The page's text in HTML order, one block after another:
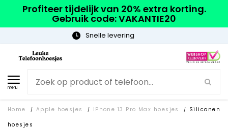
Profiteer tijdelijk van 20% extra korting.
Gebruik code: VAKANTIE20
Gratis verzending
menu
Home / Apple hoesjes / iPhone 13 Pro Max hoesjes /
Siliconen
hoesjes